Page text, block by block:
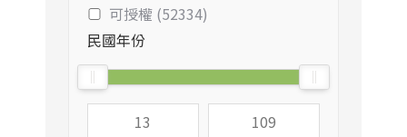
可授權 (52334)
民國年份